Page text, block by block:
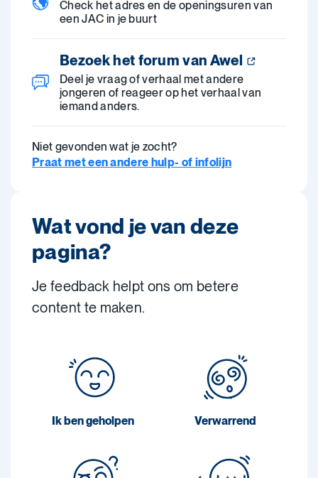
Check het adres en de openingsuren van
een JAC in je buurt
Bezoek het forum van Awel
Deel je vraag of verhaal met andere
jongeren of reageer op het verhaal van
iemand anders.
Niet gevonden wat je zocht?
Praat met een andere hulp- of infolijn
Wat vond je van deze
pagina?
Je feedback helpt ons om betere
content te maken.
Ik ben geholpen Verwarrend